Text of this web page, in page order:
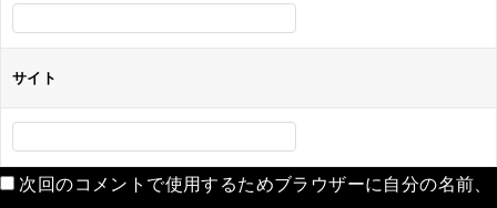
サイト
次回のコメントで使用するためブラウザーに自分の名前、